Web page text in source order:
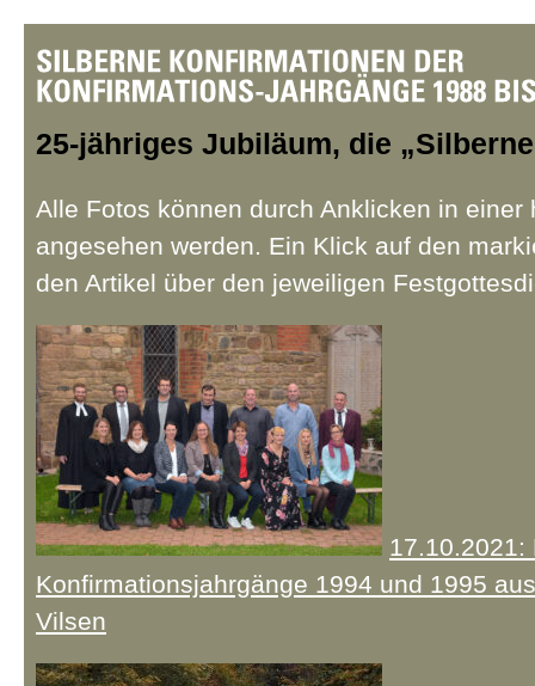
25-jähriges Jubiläum, die
Alle Fotos können durch Anklicken in einer
angesehen werden. Ein Klick auf den
den Artikel über den jeweiligen
17.10.2021:
Konfirmationsjahrgänge 1994 und 1995
Vilsen